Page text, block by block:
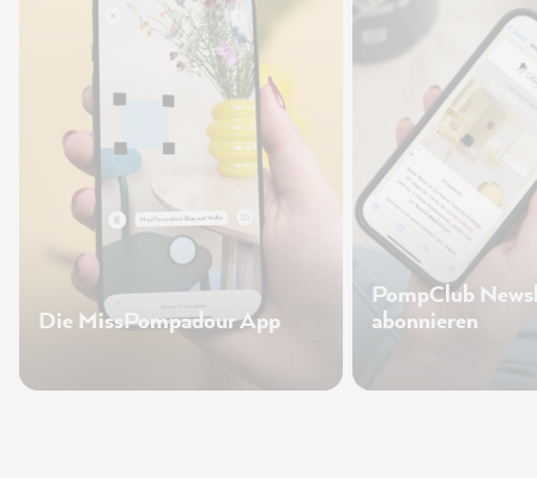
Die MissPompadour App
PompClub
abonnieren